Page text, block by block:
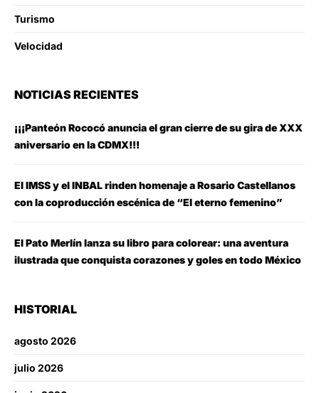
Turismo
Velocidad
NOTICIAS RECIENTES
¡¡¡Panteón Rococó anuncia el gran cierre de su gira de XXX
aniversario en la CDMX!!!
El IMSS y el INBAL rinden homenaje a Rosario Castellanos
con la coproducción escénica de “El eterno femenino”
El Pato Merlín lanza su libro para colorear: una aventura
ilustrada que conquista corazones y goles en todo México
HISTORIAL
agosto 2026
julio 2026